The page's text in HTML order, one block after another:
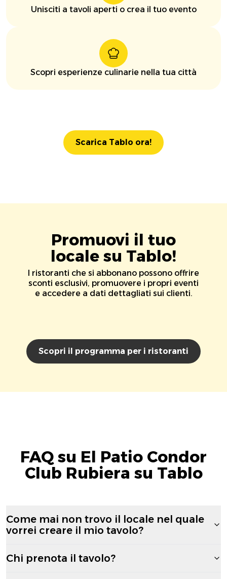
Unisciti a tavoli aperti o crea il tuo evento
Scopri esperienze culinarie nella tua città
Scarica Tablo ora!
Promuovi il tuo
locale su Tablo!
I ristoranti che si abbonano possono offrire
sconti esclusivi, promuovere i propri eventi
e accedere a dati dettagliati sui clienti.
Scopri il programma per i ristoranti
FAQ su El Patio Condor
Club Rubiera su Tablo
Come mai non trovo il locale nel quale
vorrei creare il mio tavolo?
Chi prenota il tavolo?